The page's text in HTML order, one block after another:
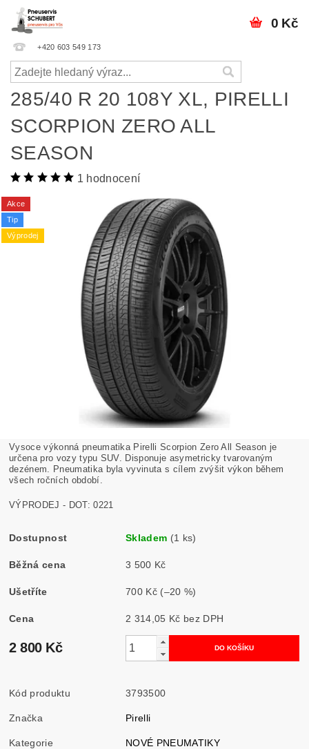
+420 603 549 173
0 Kč
285/40 R 20 108Y XL, PIRELLI
SCORPION ZERO ALL
SEASON
1 hodnocení
Akce
Tip
Výprodej
Vysoce výkonná pneumatika Pirelli Scorpion Zero All Season je
určena pro vozy typu SUV. Disponuje asymetricky tvarovaným
dezénem. Pneumatika byla vyvinuta s cílem zvýšit výkon během
všech ročních období.
VÝPRODEJ - DOT: 0221
Dostupnost Skladem (1 ks)
Běžná cena 3 500 Kč
Ušetříte 700 Kč (–20 %)
Cena 2 314,05 Kč bez DPH
2 800 Kč
Kód produktu 3793500
Značka Pirelli
Kategorie NOVÉ PNEUMATIKY